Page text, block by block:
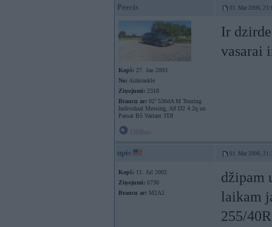
Peecis 01. Mar 2006,
Kopš: 27. Jan 2003
No: Aizkraukle
Ziņojumi: 2318
Braucu ar: 02’ 530dA M Touring
Individual Messing, A8 D2 4.2q un
Passat B5 Variant TDI
Ir
vasarai
upis 01. Mar 2006,
Kopš: 11. Jul 2002
Ziņojumi: 6730
Braucu ar: M2A2
džipam
laikam
255/